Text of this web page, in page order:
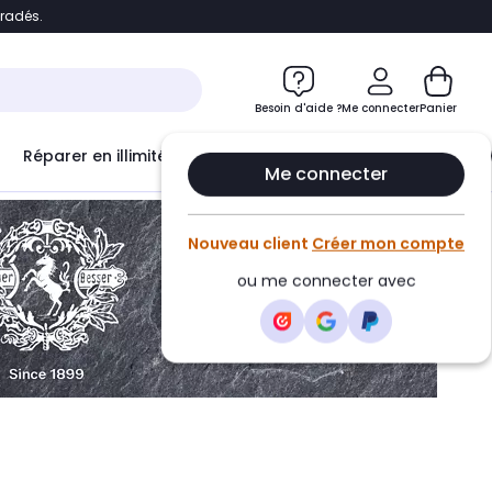
Besoin d'aide ?Me connecter
Me connecter
Nouveau client Créer mon compte
ou me connecter avec
Panier
Réparer en illimité avec Le Club Infinity